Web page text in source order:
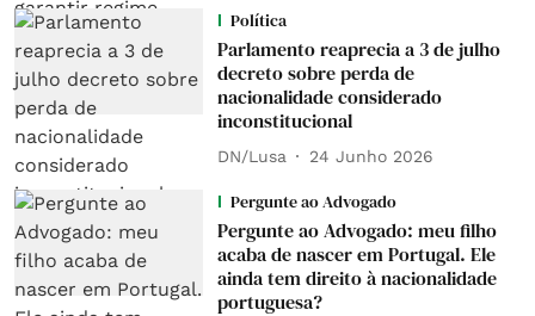
Política
Parlamento reaprecia a 3 de julho
decreto sobre perda de
nacionalidade considerado
inconstitucional
DN/Lusa 24 Junho 2026
Pergunte ao Advogado
Pergunte ao Advogado: meu filho
acaba de nascer em Portugal. Ele
ainda tem direito à nacionalidade
portuguesa?